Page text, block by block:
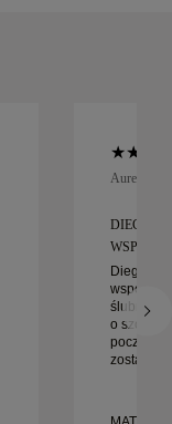
Aurelle in
DIEGO
Diego
ślubnych.
o
początku
został